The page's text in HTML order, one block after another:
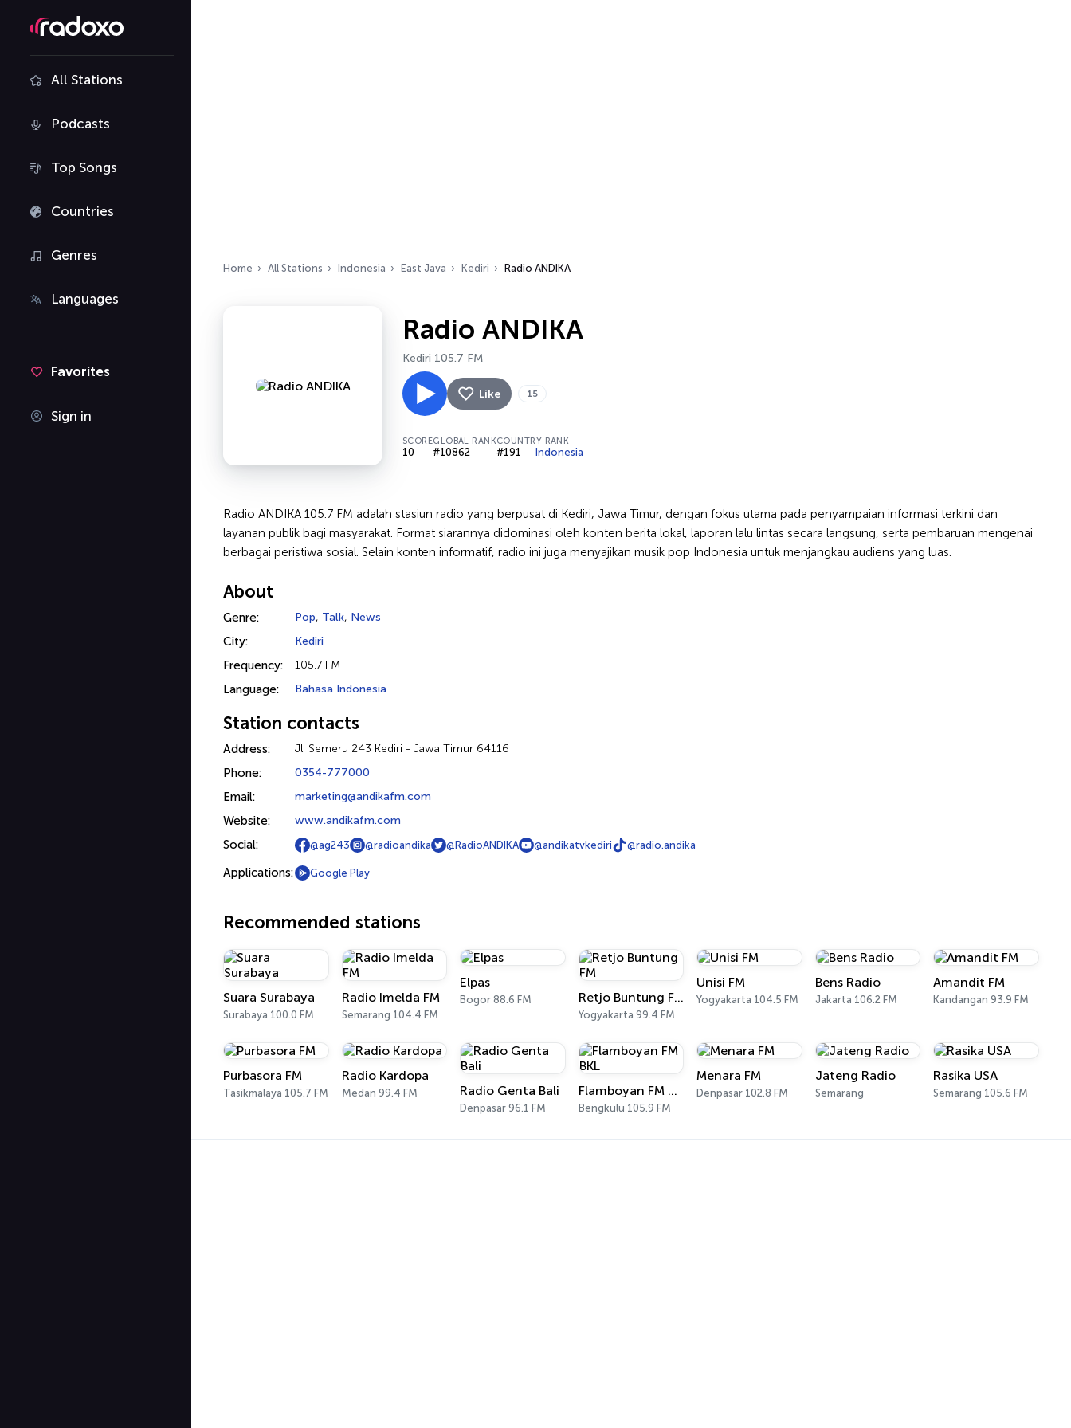
All Stations
Podcasts
Top Songs
Countries
Genres
Languages
Favorites
Sign in
Home All Stations Indonesia East Java Kediri Radio ANDIKA
Radio ANDIKA
Kediri 105.7 FM
Like 15
SCORE
10
GLOBAL RANK
#10862
COUNTRY RANK
#191 Indonesia
Radio ANDIKA 105.7 FM adalah stasiun radio yang berpusat di Kediri, Jawa Timur, dengan fokus utama pada penyampaian informasi terkini dan
layanan publik bagi masyarakat. Format siarannya didominasi oleh konten berita lokal, laporan lalu lintas secara langsung, serta pembaruan mengenai
berbagai peristiwa sosial. Selain konten informatif, radio ini juga menyajikan musik pop Indonesia untuk menjangkau audiens yang luas.
About
Genre: Pop, Talk, News
City: Kediri
Frequency: 105.7 FM
Language: Bahasa Indonesia
Station contacts
Address: Jl. Semeru 243 Kediri - Jawa Timur 64116
Phone: 0354-777000
Email: marketing@andikafm.com
Website: www.andikafm.com
Social: @ag243 @radioandika @RadioANDIKA @andikatvkediri @radio.andika
Applications: Google Play
Recommended stations
Suara Surabaya
Surabaya 100.0 FM
Radio Imelda FM
Semarang 104.4 FM
Elpas
Bogor 88.6 FM Retjo Buntung FM
Yogyakarta 99.4 FM
Unisi FM
Yogyakarta 104.5 FM
Bens Radio
Jakarta 106.2 FM
Amandit FM
Kandangan 93.9 FM
Purbasora FM
Tasikmalaya 105.7 FM
Radio Kardopa
Medan 99.4 FM Radio Genta Bali
Denpasar 96.1 FM
Flamboyan FM BKL
Bengkulu 105.9 FM
Menara FM
Denpasar 102.8 FM
Jateng Radio
Semarang
Rasika USA
Semarang 105.6 FM